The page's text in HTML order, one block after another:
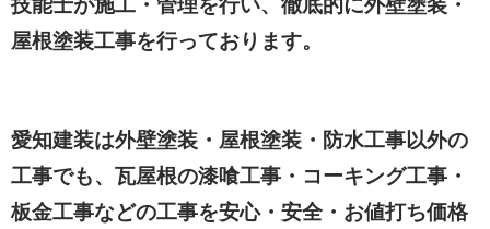
技能士が施工・管理を行い、徹底的に外壁塗装・
屋根塗装工事を行っております。
愛知建装は外壁塗装・屋根塗装・防水工事以外の
工事でも、瓦屋根の漆喰工事・コーキング工事・
板金工事などの工事を安心・安全・お値打ち価格